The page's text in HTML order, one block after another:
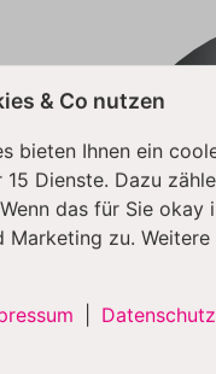
& Co nutzen
bieten Ihnen ein
Dienste. Dazu
das für Sie
Marketing zu.
Datenschutz